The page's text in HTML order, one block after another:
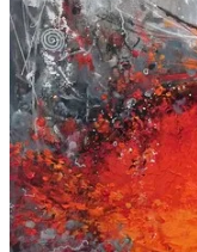
Vente▼
Boutique
Contact
Newsletter
BLOG